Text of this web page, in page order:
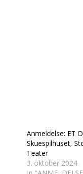
Anmeldelse: ET
Skuespilhuset,
Teater
3. oktober 2024